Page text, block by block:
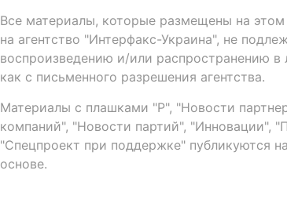
Все материалы, которые размещены на
на агентство "Интерфакс-Украина", не
воспроизведению и/или распространению
как с письменного разрешения агентства.
Материалы с плашками "Р", "Новости
компаний", "Новости партий", "Инновации",
"Спецпроект при поддержке" публикуются
основе.